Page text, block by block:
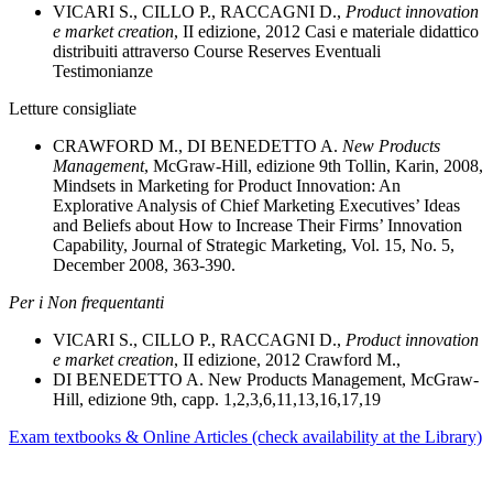
VICARI S., CILLO P., RACCAGNI D., Product innovation
e market creation, II edizione, 2012 Casi e materiale didattico
distribuiti attraverso Course Reserves Eventuali
Testimonianze
Letture consigliate
CRAWFORD M., DI BENEDETTO A. New Products
Management, McGraw-Hill, edizione 9th Tollin, Karin, 2008,
Mindsets in Marketing for Product Innovation: An
Explorative Analysis of Chief Marketing Executives’ Ideas
and Beliefs about How to Increase Their Firms’ Innovation
Capability, Journal of Strategic Marketing, Vol. 15, No. 5,
December 2008, 363-390.
Per i Non frequentanti
VICARI S., CILLO P., RACCAGNI D., Product innovation
e market creation, II edizione, 2012 Crawford M.,
DI BENEDETTO A. New Products Management, McGraw-
Hill, edizione 9th, capp. 1,2,3,6,11,13,16,17,19
Exam textbooks & Online Articles (check availability at the Library)